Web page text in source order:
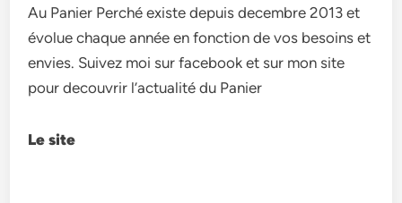
Au Panier Perché existe depuis decembre 2013 et
évolue chaque année en fonction de vos besoins et
envies. Suivez moi sur facebook et sur mon site
pour decouvrir l’actualité du Panier
Le site